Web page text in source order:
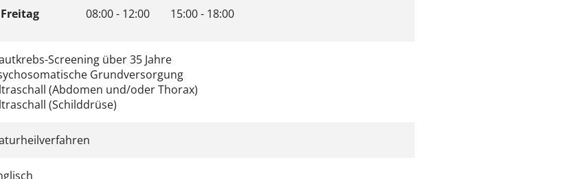
Freitag 08:00 - 12:00 15:00 - 18:00
Screening über 35 Jahre
Grundversorgung
(Abdomen und/oder Thorax)
(Schilddrüse)